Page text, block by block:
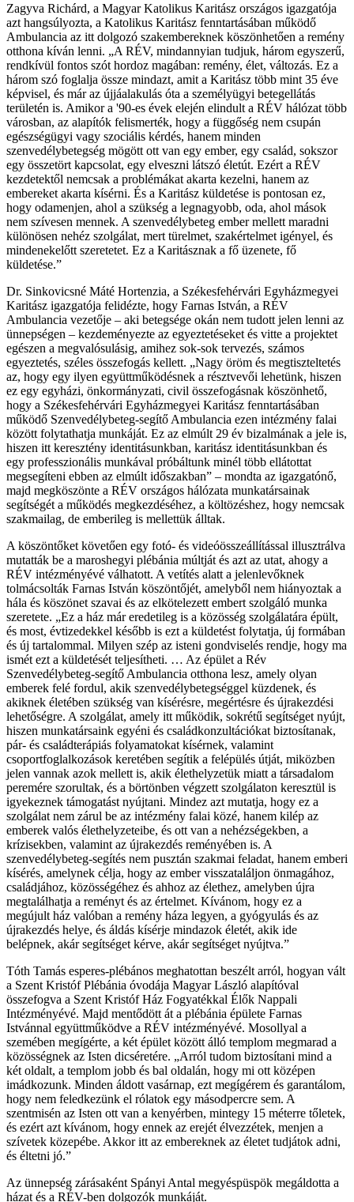
Zagyva Richárd, a Magyar Katolikus Karitász országos igazgatója
azt hangsúlyozta, a Katolikus Karitász fenntartásában működő
Ambulancia az itt dolgozó szakembereknek köszönhetően a remény
otthona kíván lenni. „A RÉV, mindannyian tudjuk, három egyszerű,
rendkívül fontos szót hordoz magában: remény, élet, változás. Ez a
három szó foglalja össze mindazt, amit a Karitász több mint 35 éve
képvisel, és már az újjáalakulás óta a személyügyi betegellátás
területén is. Amikor a '90-es évek elején elindult a RÉV hálózat több
városban, az alapítók felismerték, hogy a függőség nem csupán
egészségügyi vagy szociális kérdés, hanem minden
szenvedélybetegség mögött ott van egy ember, egy család, sokszor
egy összetört kapcsolat, egy elveszni látszó életút. Ezért a RÉV
kezdetektől nemcsak a problémákat akarta kezelni, hanem az
embereket akarta kísérni. És a Karitász küldetése is pontosan ez,
hogy odamenjen, ahol a szükség a legnagyobb, oda, ahol mások
nem szívesen mennek. A szenvedélybeteg ember mellett maradni
különösen nehéz szolgálat, mert türelmet, szakértelmet igényel, és
mindenekelőtt szeretetet. Ez a Karitásznak a fő üzenete, fő
küldetése.”
Dr. Sinkovicsné Máté Hortenzia, a Székesfehérvári Egyházmegyei
Karitász igazgatója felidézte, hogy Farnas István, a RÉV
Ambulancia vezetője – aki betegsége okán nem tudott jelen lenni az
ünnepségen – kezdeményezte az egyeztetéseket és vitte a projektet
egészen a megvalósulásig, amihez sok-sok tervezés, számos
egyeztetés, széles összefogás kellett. „Nagy öröm és megtiszteltetés
az, hogy egy ilyen együttműködésnek a résztvevői lehetünk, hiszen
ez egy egyházi, önkormányzati, civil összefogásnak köszönhető,
hogy a Székesfehérvári Egyházmegyei Karitász fenntartásában
működő Szenvedélybeteg-segítő Ambulancia ezen intézmény falai
között folytathatja munkáját. Ez az elmúlt 29 év bizalmának a jele is,
hiszen itt keresztény identitásunkban, karitász identitásunkban és
egy professzionális munkával próbáltunk minél több ellátottat
megsegíteni ebben az elmúlt időszakban” – mondta az igazgatónő,
majd megköszönte a RÉV országos hálózata munkatársainak
segítségét a működés megkezdéséhez, a költözéshez, hogy nemcsak
szakmailag, de emberileg is mellettük álltak.
A köszöntőket követően egy fotó- és videóösszeállítással illusztrálva
mutatták be a maroshegyi plébánia múltját és azt az utat, ahogy a
RÉV intézményévé válhatott. A vetítés alatt a jelenlevőknek
tolmácsolták Farnas István köszöntőjét, amelyből nem hiányoztak a
hála és köszönet szavai és az elkötelezett embert szolgáló munka
szeretete. „Ez a ház már eredetileg is a közösség szolgálatára épült,
és most, évtizedekkel később is ezt a küldetést folytatja, új formában
és új tartalommal. Milyen szép az isteni gondviselés rendje, hogy ma
ismét ezt a küldetését teljesítheti. … Az épület a Rév
Szenvedélybeteg-segítő Ambulancia otthona lesz, amely olyan
emberek felé fordul, akik szenvedélybetegséggel küzdenek, és
akiknek életében szükség van kísérésre, megértésre és újrakezdési
lehetőségre. A szolgálat, amely itt működik, sokrétű segítséget nyújt,
hiszen munkatársaink egyéni és családkonzultációkat biztosítanak,
pár- és családterápiás folyamatokat kísérnek, valamint
csoportfoglalkozások keretében segítik a felépülés útját, miközben
jelen vannak azok mellett is, akik élethelyzetük miatt a társadalom
peremére szorultak, és a börtönben végzett szolgálaton keresztül is
igyekeznek támogatást nyújtani. Mindez azt mutatja, hogy ez a
szolgálat nem zárul be az intézmény falai közé, hanem kilép az
emberek valós élethelyzeteibe, és ott van a nehézségekben, a
krízisekben, valamint az újrakezdés reményében is. A
szenvedélybeteg-segítés nem pusztán szakmai feladat, hanem emberi
kísérés, amelynek célja, hogy az ember visszataláljon önmagához,
családjához, közösségéhez és ahhoz az élethez, amelyben újra
megtalálhatja a reményt és az értelmet. Kívánom, hogy ez a
megújult ház valóban a remény háza legyen, a gyógyulás és az
újrakezdés helye, és áldás kísérje mindazok életét, akik ide
belépnek, akár segítséget kérve, akár segítséget nyújtva.”
Tóth Tamás esperes-plébános meghatottan beszélt arról, hogyan vált
a Szent Kristóf Plébánia óvodája Magyar László alapítóval
összefogva a Szent Kristóf Ház Fogyatékkal Élők Nappali
Intézményévé. Majd mentődött át a plébánia épülete Farnas
Istvánnal együttműködve a RÉV intézményévé. Mosollyal a
szemében megígérte, a két épület között álló templom megmarad a
közösségnek az Isten dicséretére. „Arról tudom biztosítani mind a
két oldalt, a templom jobb és bal oldalán, hogy mi ott középen
imádkozunk. Minden áldott vasárnap, ezt megígérem és garantálom,
hogy nem feledkezünk el rólatok egy másodpercre sem. A
szentmisén az Isten ott van a kenyérben, mintegy 15 méterre tőletek,
és ezért azt kívánom, hogy ennek az erejét élvezzétek, menjen a
szívetek közepébe. Akkor itt az embereknek az életet tudjátok adni,
és éltetni jó.”
Az ünnepség zárásaként Spányi Antal megyéspüspök megáldotta a
házat és a RÉV-ben dolgozók munkáját.